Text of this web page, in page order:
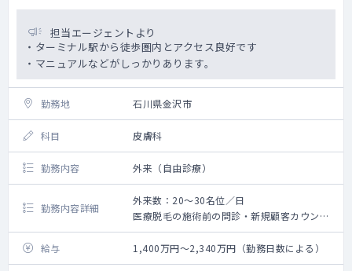
担当エージェントより
・ターミナル駅から徒歩圏内とアクセス良好です
・マニュアルなどがしっかりあります。
勤務地 石川県金沢市
科目 皮膚科
勤務内容 外来（自由診療）
勤務内容詳細
外来数：20～30名位／日
医療脱毛の施術前の問診・新規顧客カウンセ
リング時の同意書取得、肌トラブルの際の診
察・処方をお願い致します。施術はすべて看
護師が対応致します。
給与 1,400万円～2,340万円（勤務日数による）